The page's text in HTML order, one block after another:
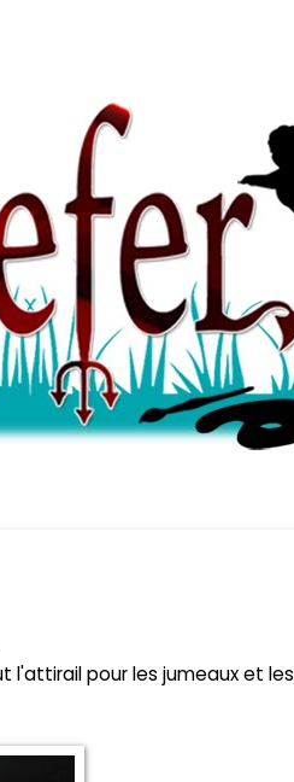
l'attirail pour les jumeaux et les